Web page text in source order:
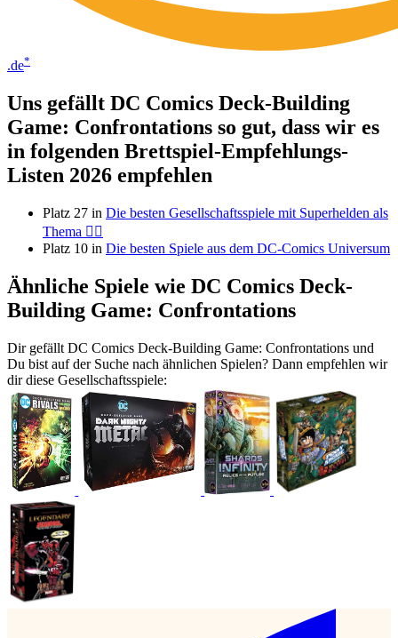
.de*
Uns gefällt DC Comics Deck-Building
Game: Confrontations so gut, dass wir es
in folgenden Brettspiel-Empfehlungs-
Listen 2026 empfehlen
Platz 27 in Die besten Gesellschaftsspiele mit Superhelden als
Thema 🦸‍♂️
Platz 10 in Die besten Spiele aus dem DC-Comics Universum
Ähnliche Spiele wie DC Comics Deck-
Building Game: Confrontations
Dir gefällt DC Comics Deck-Building Game: Confrontations und
Du bist auf der Suche nach ähnlichen Spielen? Dann empfehlen wir
dir diese Gesellschaftsspiele: